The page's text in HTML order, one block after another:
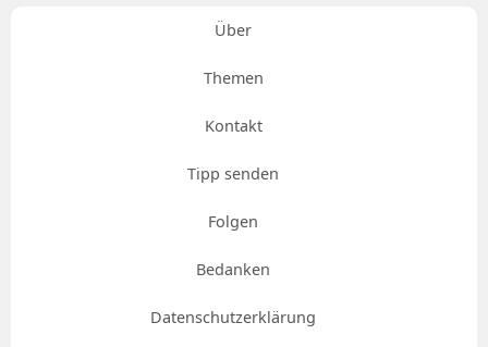
Über
Themen
Kontakt
Tipp senden
Folgen
Bedanken
Datenschutzerklärung